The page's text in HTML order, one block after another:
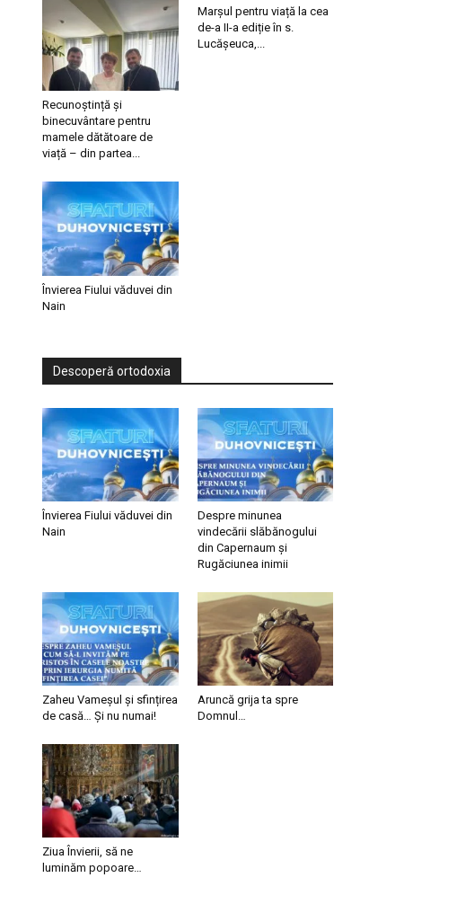
Recunoștință și
binecuvântare pentru
mamele dătătoare de
viață – din partea...
Marșul pentru viață la cea
de-a II-a ediție în s.
Lucășeuca,...
Învierea Fiului văduvei din
Nain
Descoperă ortodoxia
Învierea Fiului văduvei din
Nain
Despre minunea
vindecării slăbănogului
din Capernaum și
Rugăciunea inimii
Zaheu Vameșul și sfințirea
de casă… Și nu numai!
Aruncă grija ta spre
Domnul…
Ziua Învierii, să ne
luminăm popoare…